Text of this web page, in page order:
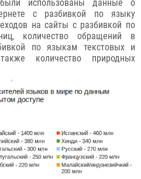
использованы данные о
с разбивкой по языку
на сайты с разбивкой по
количество обращений в
по языкам текстовых и
количество природных